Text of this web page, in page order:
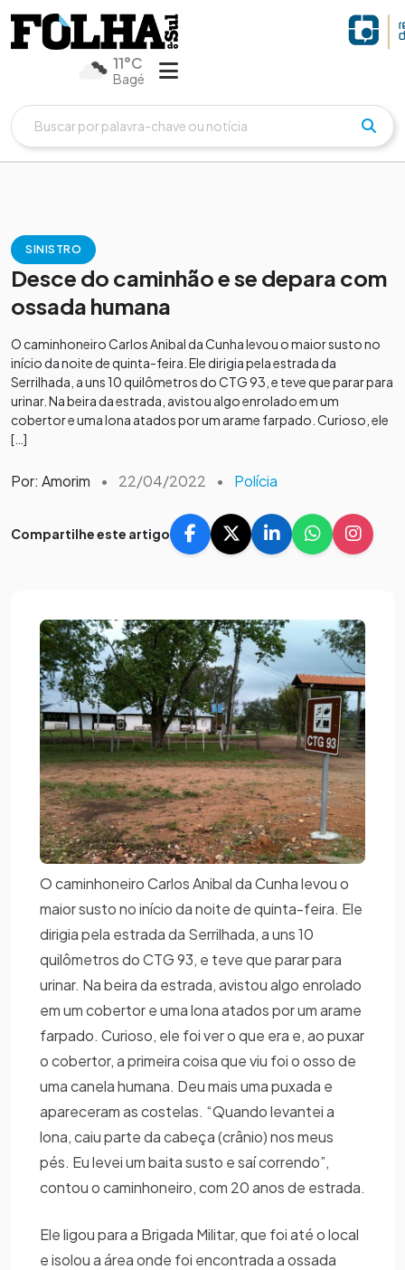
11°C
Bagé
SINISTRO
Desce do caminhão e se depara com
ossada humana
O caminhoneiro Carlos Anibal da Cunha levou o maior susto no
início da noite de quinta-feira. Ele dirigia pela estrada da
Serrilhada, a uns 10 quilômetros do CTG 93, e teve que parar para
urinar. Na beira da estrada, avistou algo enrolado em um
cobertor e uma lona atados por um arame farpado. Curioso, ele
[…]
Por: Amorim • 22/04/2022 • Polícia
Compartilhe este artigo
O caminhoneiro Carlos Anibal da Cunha levou o
maior susto no início da noite de quinta-feira. Ele
dirigia pela estrada da Serrilhada, a uns 10
quilômetros do CTG 93, e teve que parar para
urinar. Na beira da estrada, avistou algo enrolado
em um cobertor e uma lona atados por um arame
farpado. Curioso, ele foi ver o que era e, ao puxar
o cobertor, a primeira coisa que viu foi o osso de
uma canela humana. Deu mais uma puxada e
apareceram as costelas. “Quando levantei a
lona, caiu parte da cabeça (crânio) nos meus
pés. Eu levei um baita susto e saí correndo”,
contou o caminhoneiro, com 20 anos de estrada.
Ele ligou para a Brigada Militar, que foi até o local
e isolou a área onde foi encontrada a ossada